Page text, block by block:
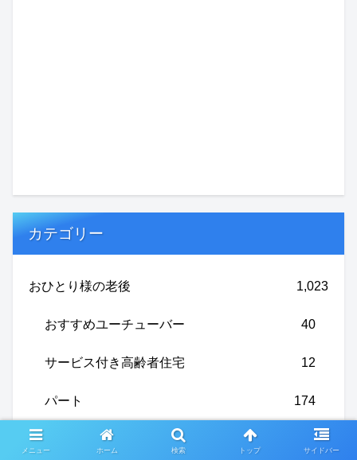
カテゴリー
おひとり様の老後 1,023
おすすめユーチューバー 40
サービス付き高齢者住宅 12
パート 174
31
メニュー ホーム 検索 トップ サイドバー